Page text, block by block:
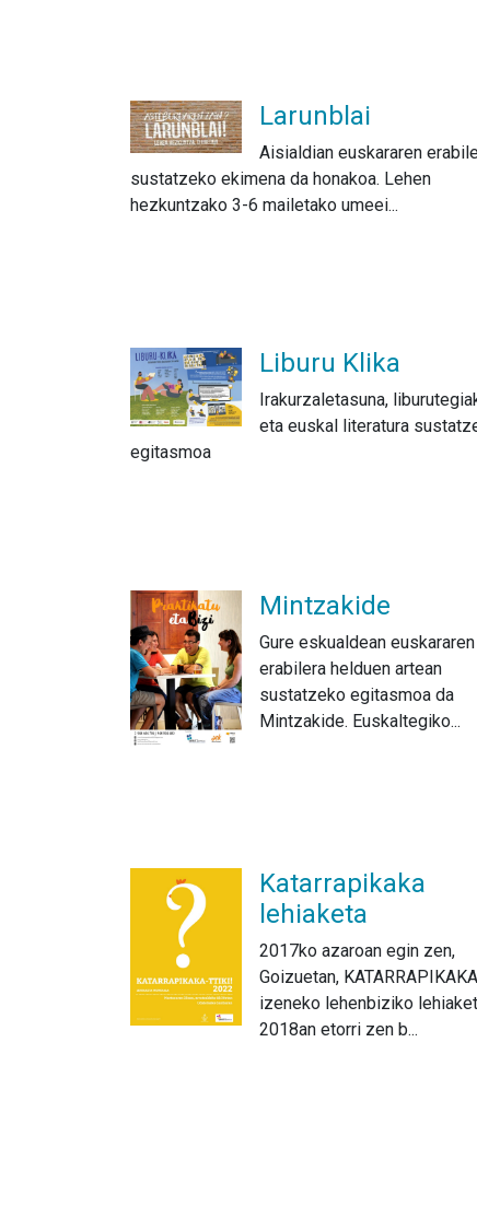
Larunblai
Aisialdian euskararen
sustatzeko ekimena da honakoa. Lehen
hezkuntzako 3-6 mailetako umeei...
Liburu Klika
Irakurzaletasuna,
eta euskal literatura
egitasmoa
Mintzakide
Gure eskualdean euskararen
erabilera helduen artean
sustatzeko egitasmoa da
Mintzakide. Euskaltegiko...
Katarrapikaka
lehiaketa
2017ko azaroan egin zen,
Goizuetan, KATARRAPIKAKA
izeneko lehenbiziko
2018an etorri zen b...